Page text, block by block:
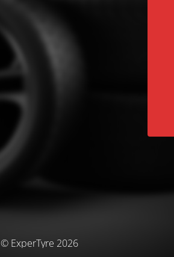
© ExperTyre 2026